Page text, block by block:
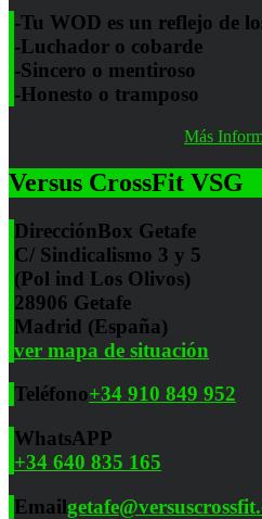
-Tu WOD es un reflejo de
-Luchador o cobarde
-Sincero o mentiroso
-Honesto o tramposo
Más
Versus CrossFit VSG
DirecciónBox Getafe
C/ Sindicalismo 3 y 5
(Pol ind Los Olivos)
28906 Getafe
Madrid (España)
ver mapa de situación
Teléfono+34 910 849 952
WhatsAPP
+34 640 835 165
Email